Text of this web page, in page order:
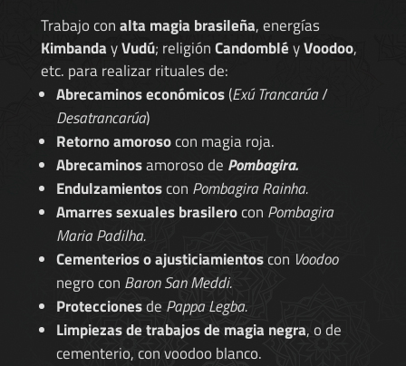
Trabajo conalta magia brasileña, energías
KimbandayVudú; religiónCandombléyVoodoo,
etc. para realizar rituales de:
Abrecaminos económicos(Exú Trancarúa/
Desatrancarúa)
Retorno amorosocon magia roja.
Abrecaminosamoroso de Pombagira.
Endulzamientoscon Pombagira Rainha.
Amarres sexuales brasilerocon Pombagira
Maria Padilha.
Cementerios o ajusticiamientoscon Voodoo
negro con Baron San Meddi.
Proteccionesde Pappa Legba.
Limpiezas de trabajos de magia negra, o de
cementerio, con voodoo blanco.